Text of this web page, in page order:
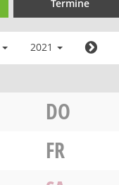
Termine
2021
DO
FR